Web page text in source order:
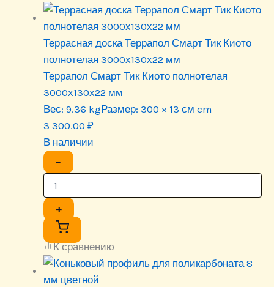
Террасная доска Террапол Смарт Тик Киото
полнотелая 3000х130х22 мм
Террапол Смарт Тик Киото полнотелая
3000х130х22 мм
Вес: 9.36 kgРазмер: 300 × 13 см cm
3 300.00 ₽
В наличии
−
+
К сравнению